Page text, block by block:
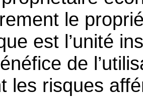
le
est l’unité
de
les risques